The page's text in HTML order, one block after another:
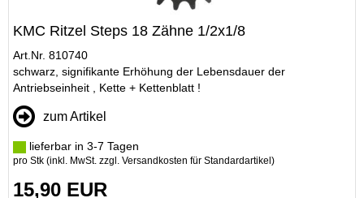
KMC Ritzel Steps 18 Zähne 1/2x1/8
Art.Nr. 810740
schwarz, signifikante Erhöhung der Lebensdauer der
Antriebseinheit , Kette + Kettenblatt !
zum Artikel
lieferbar in 3-7 Tagen
pro Stk (inkl. MwSt. zzgl. Versandkosten für Standardartikel )
15,90 EUR